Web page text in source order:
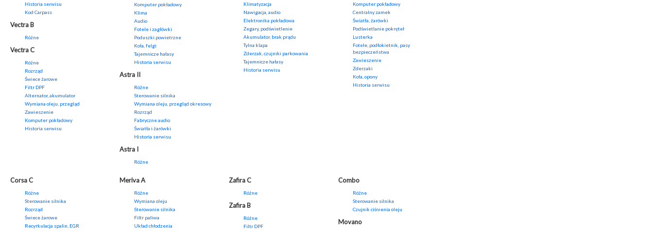
Historia serwisu
Kod Carpass
Vectra B
Różne
Vectra C
Różne
Rozrząd
Świece żarowe
Filtr DPF
Alternator, akumulator
Wymiana oleju, przegląd
Zawieszenie
Komputer pokładowy
Historia serwisu
Komputer pokładowy
Klima
Audio
Fotele i zagłówki
Poduszki powietrzne
Koła, felgi
Tajemnicze hałasy
Historia serwisu
Astra II
Różne
Sterowanie silnika
Wymiana oleju, przegląd okresowy
Rozrząd
Fabryczne audio
Światła i żarówki
Historia serwisu
Astra I
Różne
Klimatyzacja
Nawigacja, audio
Elektronika pokładowa
Zegary, podświetlenie
Akumulator, brak prądu
Tylna klapa
Zderzak, czujniki parkowania
Tajemnicze hałasy
Historia serwisu
Komputer pokładowy
Centralny zamek
Światła, żarówki
Podświetlanie pokręteł
Lusterka
Fotele, podłokietnik, pasy
bezpieczeństwa
Zawieszenie
Zderzaki
Koła, opony
Historia serwisu
Corsa C
Różne
Sterowanie silnika
Rozrząd
Świece żarowe
Recyrkulacja spalin, EGR
Meriva A
Różne
Wymiana oleju
Sterowanie silnika
Filtr paliwa
Układ chłodzenia
Zafira C
Różne
Zafira B
Różne
Filtr DPF
Combo
Różne
Sterowanie silnika
Czujnik ciśnienia oleju
Movano